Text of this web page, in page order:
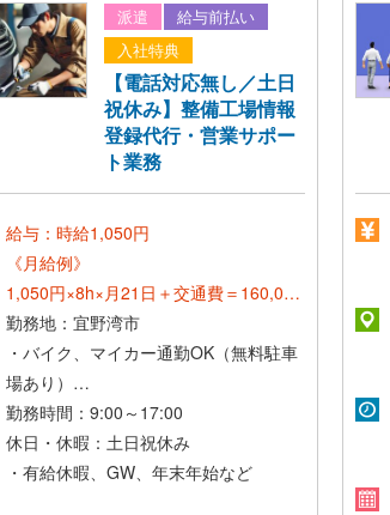
派遣
給与前払い
入社特典
【電話対応無し／土日
祝休み】整備工場情報
登録代行・営業サポー
ト業務
給与：時給1,050円
《月給例》
1,050円×8h×月21日＋交通費＝160,000
円～
《正社員登用後》
*想定年収300万～*
勤務地：宜野湾市
・バイク、マイカー通勤OK（無料駐車
場あり）
・交通費支給(社内規定あり)
勤務時間：9:00～17:00
休日・休暇：土日祝休み
・有給休暇、GW、年末年始など